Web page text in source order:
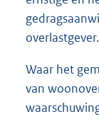
overlastgever.
Waar het
van